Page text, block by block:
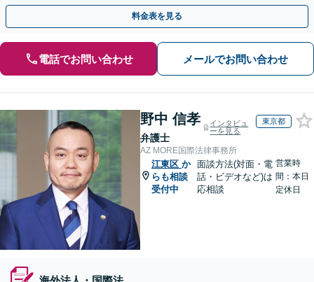
間・当日相談可】
料金表を見る
電話でお問い合わせ メールでお問い合わせ
野中 信孝
弁護士
インタビュ
ーを見る
東京都
AZ MORE国際法律事務所
江東区 か
らも相談
受付中
面談方法(対面・電
話・ビデオなど)は
応相談
営業時
間：本日
定休日